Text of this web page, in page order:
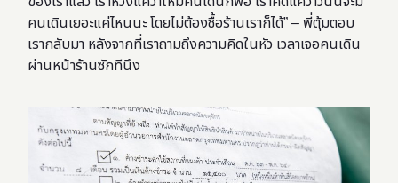
คนเดินเยอะแค่ไหนนะ โดยไม่ต้องซื้อร้านเราก็ได้” – พี่ตุ้มตอบ
เรากลับมา หลังจากที่เราถามถึงความคิดในหัว เวลาเจอคนเดิน
ผ่านหน้าร้านซักทีนึง